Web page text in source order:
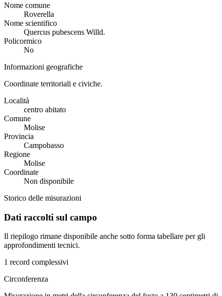
Nome comune
Roverella
Nome scientifico
Quercus pubescens Willd.
Policormico
No
Informazioni geografiche
Coordinate territoriali e civiche.
Località
centro abitato
Comune
Molise
Provincia
Campobasso
Regione
Molise
Coordinate
Non disponibile
Storico delle misurazioni
Dati raccolti sul campo
Il riepilogo rimane disponibile anche sotto forma tabellare per gli
approfondimenti tecnici.
1 record complessivi
Circonferenza